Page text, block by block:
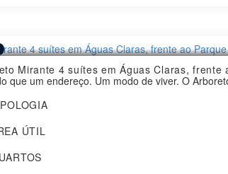
Mirante 4 suítes em Águas Claras, frente
que um endereço. Um modo de viver. O
com o entorno. Os ambientes se abrem para
ÚTIL